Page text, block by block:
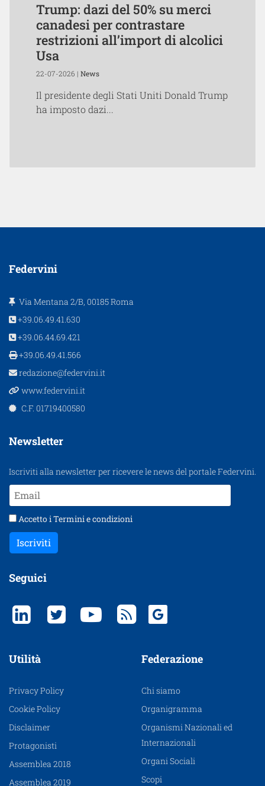
Trump: dazi del 50% su merci
canadesi per contrastare
restrizioni all’import di alcolici
Usa
22-07-2026 | News
Il presidente degli Stati Uniti Donald Trump
ha imposto dazi...
Federvini
Via Mentana 2/B, 00185 Roma
+39.06.49.41.630
+39.06.44.69.421
+39.06.49.41.566
redazione@federvini.it
www.federvini.it
C.F. 01719400580
Newsletter
Iscriviti alla newsletter per ricevere le news del portale Federvini.
Accetto iTermini e condizioni
Iscriviti
Seguici
Utilità
Privacy Policy
Cookie Policy
Disclaimer
Protagonisti
Assemblea 2018
Assemblea 2019
Federazione
Chi siamo
Organigramma
Organismi Nazionali ed
Internazionali
Organi Sociali
Scopi